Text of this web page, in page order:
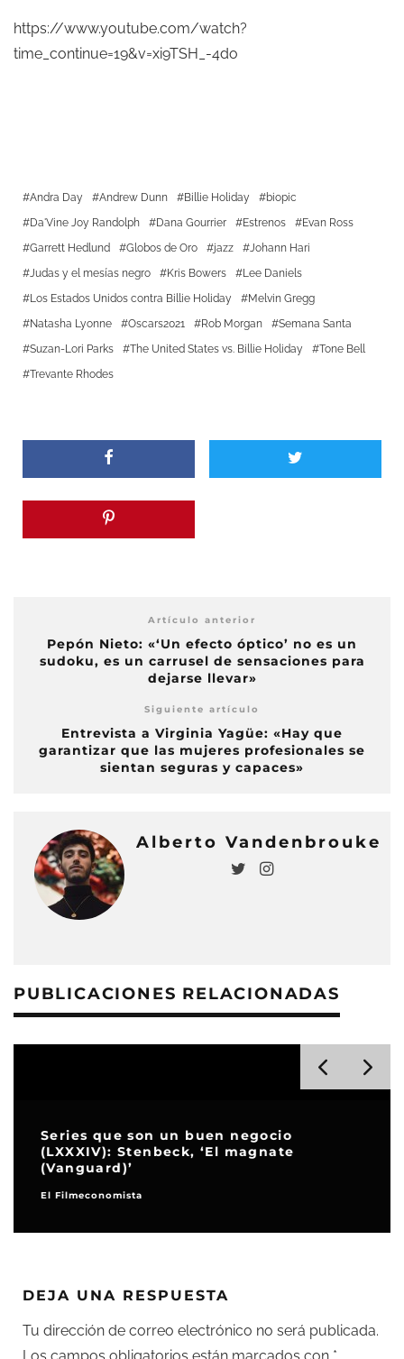
https://www.youtube.com/watch?
time_continue=19&v=xi9TSH_-4do
Andra Day Andrew Dunn Billie Holiday
biopic
Da'Vine Joy Randolph
Dana Gourrier Estrenos
Evan Ross
Garrett Hedlund
Globos de Oro jazz
Johann Hari
Judas y el mesías negro
Kris Bowers
Lee Daniels
Los Estados Unidos contra Billie Holiday
Melvin Gregg
Natasha Lyonne
Oscars2021 Rob Morgan
Semana Santa
Suzan-Lori Parks
The United States vs. Billie Holiday
Tone Bell
Trevante Rhodes
Artículo anterior
Pepón Nieto: «‘Un efecto óptico’ no es un
sudoku, es un carrusel de sensaciones para
dejarse llevar»
Siguiente artículo
Entrevista a Virginia Yagüe: «Hay que
garantizar que las mujeres profesionales se
sientan seguras y capaces»
Alberto Vandenbrouke
PUBLICACIONES RELACIONADAS
Series que son un buen negocio
(LXXXIV): Stenbeck, ‘El magnate
(Vanguard)’
El Filmeconomista
DEJA UNA RESPUESTA
Tu dirección de correo electrónico no será publicada.